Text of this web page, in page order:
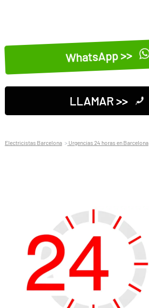
WhatsApp >>
LLAMAR >>
Electricistas Barcelona Urgencias 24 horas en Barcelona